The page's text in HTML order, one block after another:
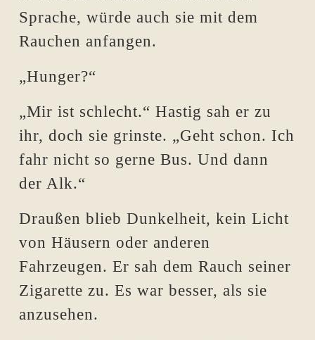
Sprache, würde auch sie mit dem
Rauchen anfangen.
„Hunger?“
„Mir ist schlecht.“ Hastig sah er zu
ihr, doch sie grinste. „Geht schon. Ich
fahr nicht so gerne Bus. Und dann
der Alk.“
Draußen blieb Dunkelheit, kein Licht
von Häusern oder anderen
Fahrzeugen. Er sah dem Rauch seiner
Zigarette zu. Es war besser, als sie
anzusehen.